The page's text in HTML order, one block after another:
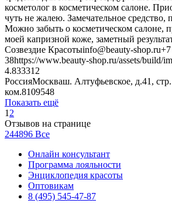
косметолог в косметическом салоне.
чуть не жалею. Замечательное средство,
Можно забыть о косметическом салоне,
моей капризной коже, заметный
Созвездие Красотыinfo@beauty-shop.ru
38https://www.beauty-shop.ru/assets/build/
4.833312
РоссияМоскваш. Алтуфьевское, д.41,
ком.8109548
Показать ещё
1 2
Отзывов на странице
244896 Все
Онлайн консультант
Программа лояльности
Энциклопедия красоты
Оптовикам
8 (495) 545-47-87